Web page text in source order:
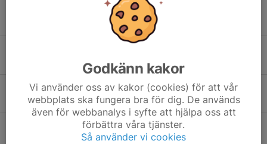
Information inför lagaktiviteten söndag
13 maj 2025 1
Insats för att stärka lagkassan
25 apr 2025 2
Träningstider from v18
21 apr 2025 0
Godkänn kakor
Vi använder oss av kakor (cookies) för att vår
webbplats ska fungera bra för dig. De används
även för webbanalys i syfte att hjälpa oss att
förbättra våra tjänster.
Så använder vi cookies